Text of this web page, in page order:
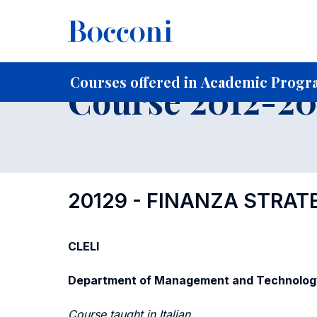
Courses offered in Academic
Home For current Students
Course 2012-
20129 - FINANZA
CLELI
Department of Management and
Course taught in Italian